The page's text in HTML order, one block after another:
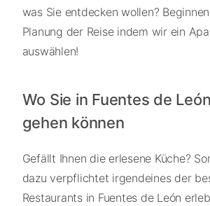
was Sie entdecken wollen?
Planung der Reise indem wir ein
auswählen!
Wo Sie in Fuentes de
gehen können
Gefällt Ihnen die erlesene Küche?
dazu verpflichtet irgendeines der
Restaurants in Fuentes de León